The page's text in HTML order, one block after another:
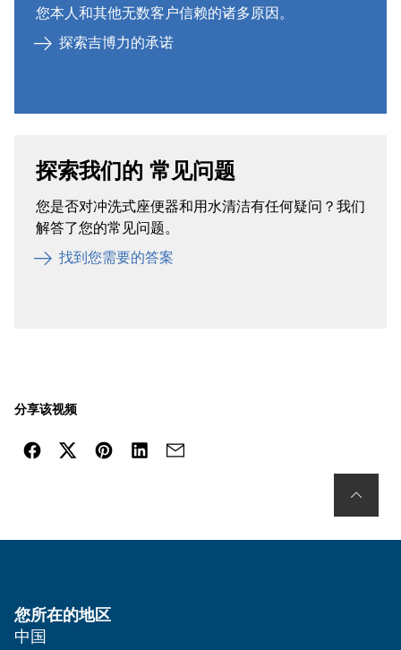
您本人和其他无数客户信赖的诸多原因。
探索吉博力的承诺
探索我们的 常见问题 ​
您是否对冲洗式座便器和用水清洁有任何疑问？我们
解答了您的常见问题。
找到您需要的答案
分享该视频
您所在的地区
中国